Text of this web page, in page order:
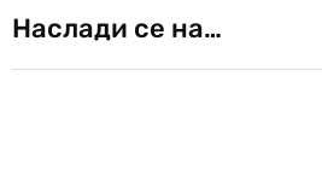
Наслади се на…